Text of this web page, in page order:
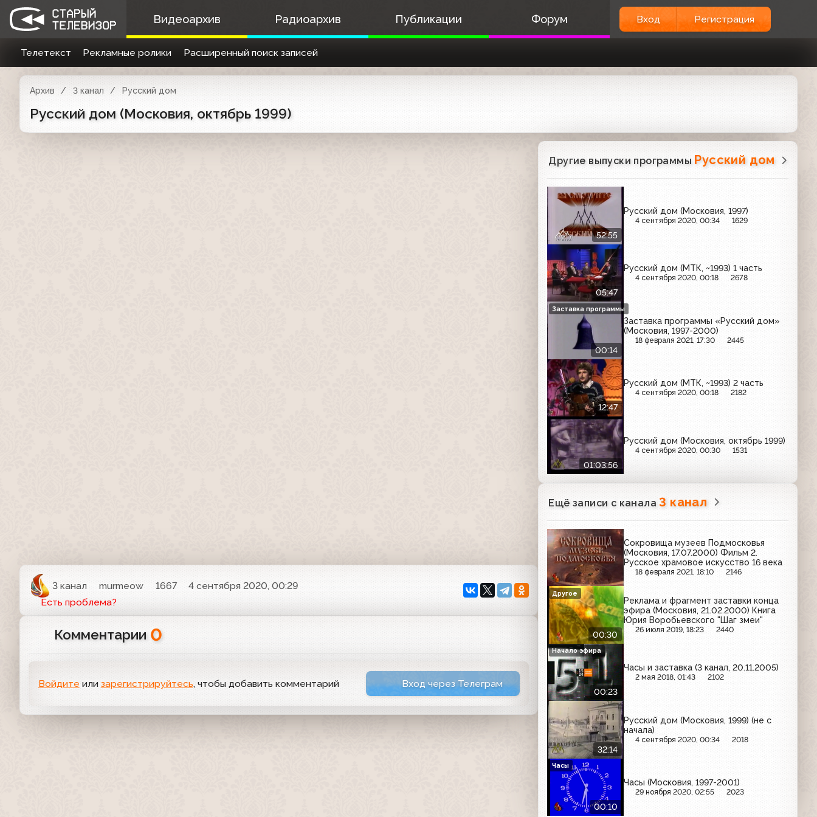
Видеоархив Радиоархив Публикации Форум Вход Регистрация
Телетекст Рекламные ролики Расширенный поиск записей
Архив 3 канал Русский дом
Русский дом (Московия, октябрь 1999)
3 канал murmeow 1667
4 сентября 2020, 00:29
Есть проблема?
Комментарии 0
Войдите или зарегистрируйтесь, чтобы добавить комментарий Вход через Телеграм
Другие выпуски программы Русский дом
52:55
Русский дом (Московия, 1997)
4 сентября 2020, 00:34 1629
05:47
Русский дом (МТК, ~1993) 1 часть
4 сентября 2020, 00:18 2678
00:14
Заставка программы «Русский дом»
(Московия, 1997-2000)
18 февраля 2021, 17:30 2445
Заставка программы
12:47
Русский дом (МТК, ~1993) 2 часть
4 сентября 2020, 00:18 2182
01:03:56
Русский дом (Московия, октябрь 1999)
4 сентября 2020, 00:30 1531
Ещё записи с канала3 канал
Сокровища музеев Подмосковья
(Московия, 17.07.2000) Фильм 2.
Русское храмовое искусство 16 века
18 февраля 2021, 18:10 2146
00:30
Реклама и фрагмент заставки конца
эфира (Московия, 21.02.2000) Книга
Юрия Воробьевского "Шаг змеи"
26 июля 2019, 18:23 2440
Другое
00:23
Часы и заставка (3 канал, 20.11.2005)
2 мая 2018, 01:43 2102
Начало эфира
32:14
Русский дом (Московия, 1999) (не с
начала)
4 сентября 2020, 00:34 2018
00:10
Часы (Московия, 1997-2001)
29 ноября 2020, 02:55 2023
Часы